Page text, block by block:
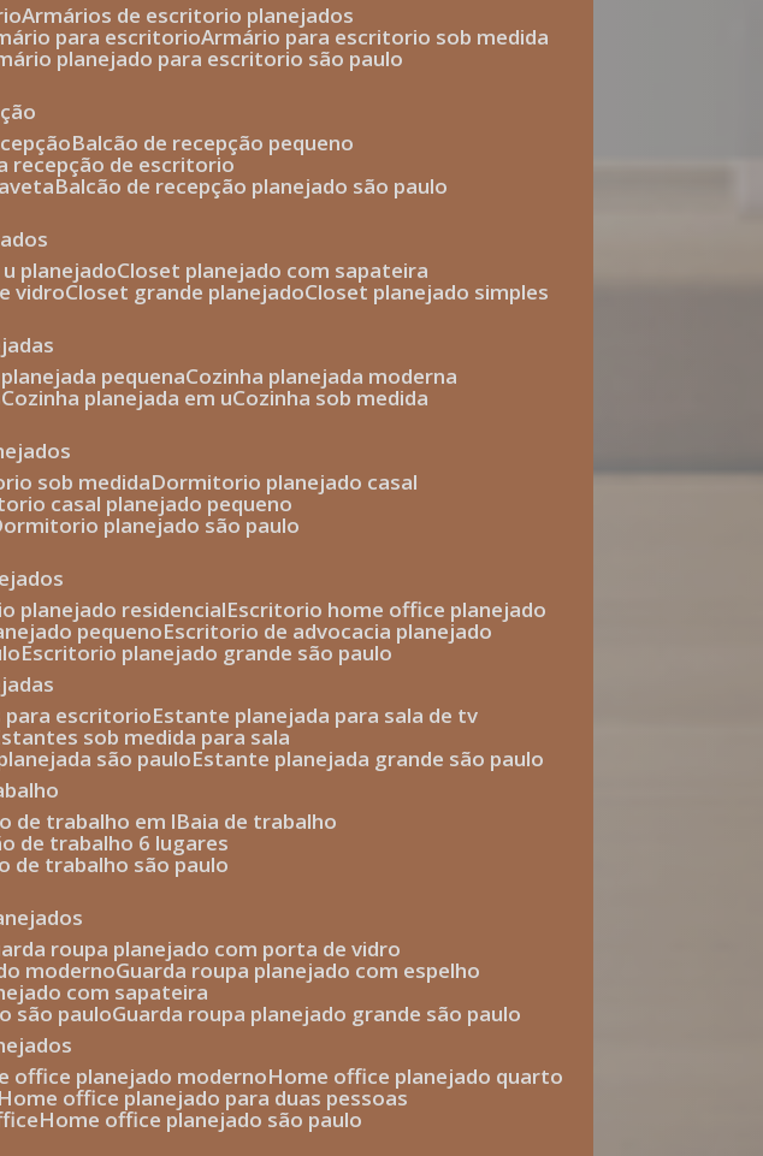
armários de escritorio planejados
para escritorio armário para escritorio sob medida
planejado para escritorio são paulo
balcão de recepção pequeno
recepção de escritorio
balcão de recepção planejado são paulo
u planejado closet planejado com sapateira
vidro closet grande planejado closet planejado simples
planejada pequena cozinha planejada moderna
cozinha planejada em u cozinha sob medida
sob medida dormitorio planejado casal
casal planejado pequeno
dormitorio planejado são paulo
planejado residencial escritorio home office planejado
pequeno escritorio de advocacia planejado
escritorio planejado grande são paulo
para escritorio estante planejada para sala de tv
estantes sob medida para sala
são paulo estante planejada grande são paulo
de trabalho em l baia de trabalho
de trabalho 6 lugares
de trabalho são paulo
roupa planejado com porta de vidro
moderno guarda roupa planejado com espelho
com sapateira
são paulo
guarda roupa planejado grande são paulo
office planejado moderno home office planejado quarto
home office planejado para duas pessoas
home office planejado são paulo